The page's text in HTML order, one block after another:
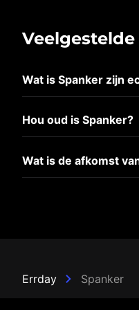
Wat is Spanker zijn
Hou oud is Spanker?
Wat is de afkomst
Errday Spanker